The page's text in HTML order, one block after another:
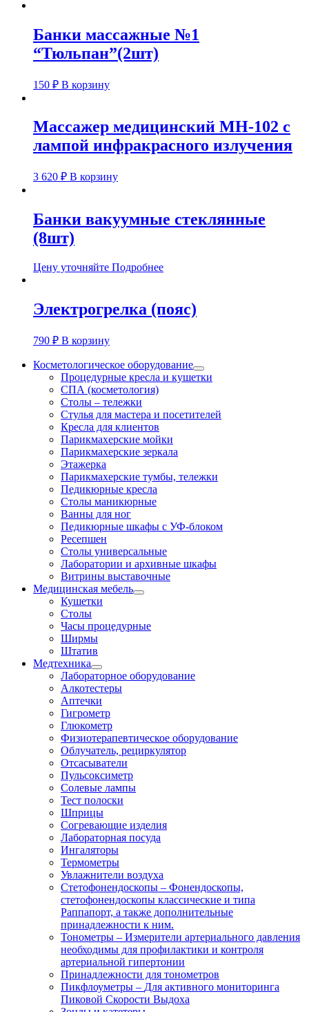
Банки массажные №1
“Тюльпан”(2шт)
150 ₽ В корзину
Массажер медицинский МН-102 с
лампой инфракрасного излучения
3 620 ₽ В корзину
Банки вакуумные стеклянные
(8шт)
Цену уточняйте Подробнее
Электрогрелка (пояс)
790 ₽ В корзину
Косметологическое оборудование
Процедурные кресла и кушетки
СПА (косметология)
Столы – тележки
Стулья для мастера и посетителей
Кресла для клиентов
Парикмахерские мойки
Парикмахерские зеркала
Этажерка
Парикмахерские тумбы, тележки
Педикюрные кресла
Столы маникюрные
Ванны для ног
Педикюрные шкафы с УФ-блоком
Ресепшен
Столы универсальные
Лаборатории и архивные шкафы
Витрины выставочные
Медицинская мебель
Кушетки
Столы
Часы процедурные
Ширмы
Штатив
Медтехника
Лабораторное оборудование
Алкотестеры
Аптечки
Гигрометр
Глюкометр
Физиотерапевтическое оборудование
Облучатель, рециркулятор
Отсасыватели
Пульсоксиметр
Солевые лампы
Тест полоски
Шприцы
Согревающие изделия
Лабораторная посуда
Ингаляторы
Термометры
Увлажнители воздуха
Стетофонендоскопы – Фонендоскопы,
стетофонендоскопы классические и типа
Раппапорт, а также дополнительные
принадлежности к ним.
Тонометры – Измерители артериального давления
необходимы для профилактики и контроля
артериальной гипертонии
Принадлежности для тонометров
Пикфлоуметры – Для активного мониторинга
Пиковой Скорости Выдоха